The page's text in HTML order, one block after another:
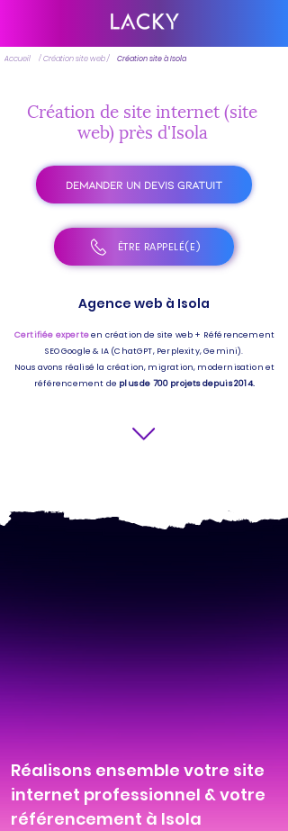
Accueil / Création site web / Création site à Isola
Création de site internet (site
web) près d'Isola
DEMANDER UN DEVIS GRATUIT
ÊTRE RAPPELÉ(E)
Agence web à Isola
Certifiée experteen création de site web + Référencement
SEO Google & IA (ChatGPT, Perplexity, Gemini).
Nous avons réalisé la création, migration, modernisation et
référencement de plus de 700 projets depuis 2014.
Réalisons ensemble votre site
internet professionnel & votre
référencement à Isola